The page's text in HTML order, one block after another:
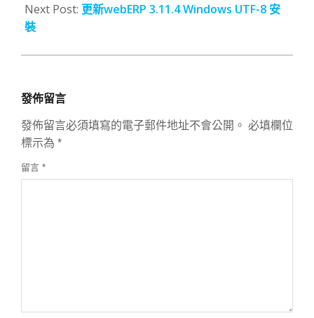
Next Post: 更新webERP 3.11.4 Windows UTF-8 安
裝
發佈留言
發佈留言必須填寫的電子郵件地址不會公開。 必填欄位
標示為 *
留言 *